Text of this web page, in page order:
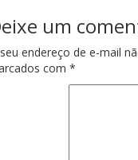
um
endereço de e-mail
com *